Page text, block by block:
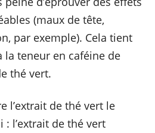
(maux de tête,
par exemple). Cela tient
teneur en caféine de
thé vert.
l’extrait de thé vert le
: l’extrait de thé vert